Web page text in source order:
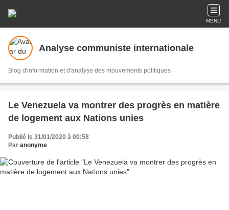
MENU
Analyse communiste internationale
Blog d'information et d'analyse des mouvements politiques
Le Venezuela va montrer des progrès en matière
de logement aux Nations unies
Publié le 31/01/2020 à 00:58
Par anonyme